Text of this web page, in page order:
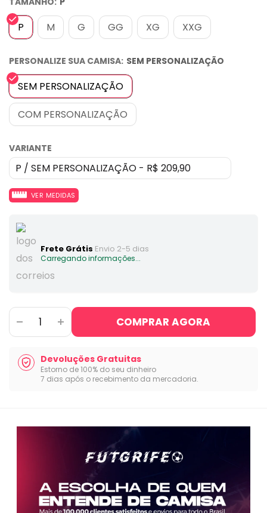
P M G GG XG XXG
PERSONALIZE SUA CAMISA: SEM PERSONALIZAÇÃO
SEM PERSONALIZAÇÃO
COM PERSONALIZAÇÃO
VARIANTE
VER MEDIDAS
Frete Grátis Envio 2-5 dias
Carregando informações...
COMPRAR AGORA
Devoluções Gratuitas
Estorno de 100% do seu dinheiro
7 dias após o recebimento da mercadoria.